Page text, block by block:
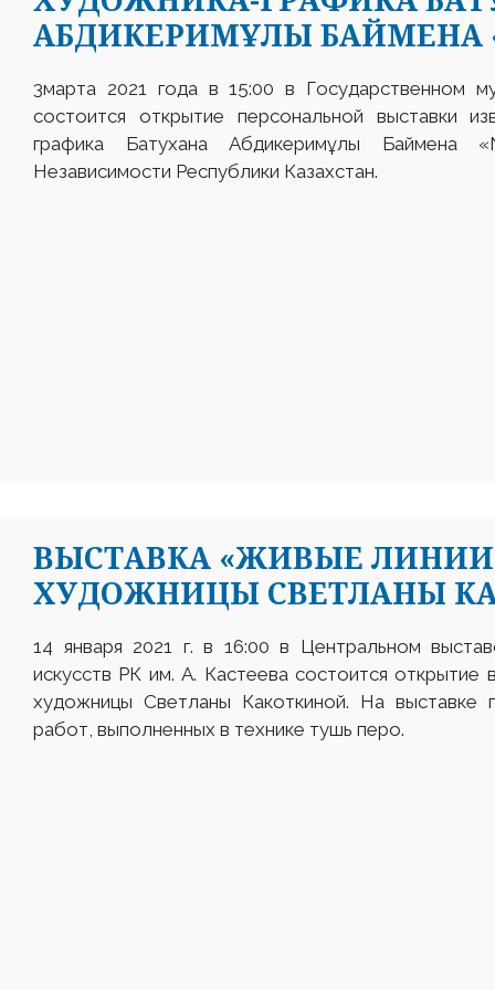
АБДИКЕРИМҰЛЫ БАЙМЕНА
3марта 2021 года в 15:00 в Государственном
состоится открытие персональной выставки
графика Батухана Абдикеримұлы Баймена
Независимости Республики Казахстан.
ВЫСТАВКА «ЖИВЫЕ
ХУДОЖНИЦЫ СВЕТЛАНЫ
14 января 2021 г. в 16:00 в Центральном
искусств РК им. А. Кастеева состоится
художницы Светланы Какоткиной. На выставке
работ, выполненных в технике тушь перо.